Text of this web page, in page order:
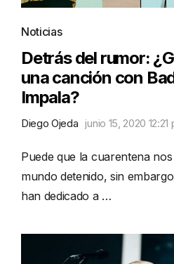
Noticias
Detrás del rumor:
una canción con
Impala?
Diego Ojeda junio 15, 2020 12:21
Puede que la cuarentena
mundo detenido, sin
han dedicado a …